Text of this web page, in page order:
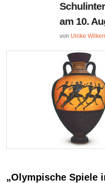
am 10.
von Ulrike
„Olympische Spiele